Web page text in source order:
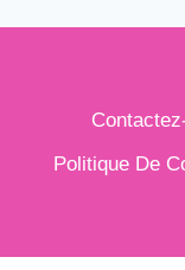
Politique De